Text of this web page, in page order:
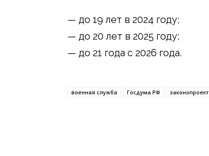
— до 19 лет в 2024 году;
— до 20 лет в 2025 году;
— до 21 года с 2026 года.
военная служба Госдума РФ законопроект